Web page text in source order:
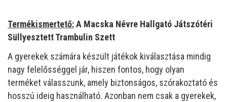
Termékismertető:A Macska Névre Hallgató Játszótéri
Süllyesztett Trambulin Szett
A gyerekek számára készült játékok kiválasztása mindig
nagy felelősséggel jár, hiszen fontos, hogy olyan
terméket válasszunk, amely biztonságos, szórakoztató és
hosszú ideig használható. Azonban nem csak a gyerekek,